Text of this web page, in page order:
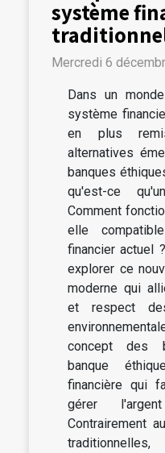
système
Mercredi 6
Dans un
système
en plus
alternatives
banques
qu'est-ce
Comment
elle
financier actuel
explorer ce
moderne qui
et respect
concept des
banque
financière qui
gérer
Contrairement